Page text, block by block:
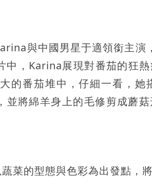
與中國男星于適領銜主演
中，Karina展現對番茄的狂
的番茄堆中，仔細一看，
將綿羊身上的毛修剪成蘑
菜的型態與色彩為出發點，